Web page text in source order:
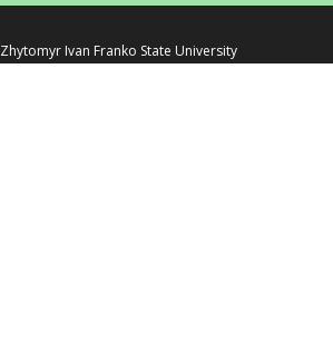
Zhytomyr Ivan Franko State University